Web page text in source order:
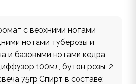
с верхними нотами
нотами туберозы и
и базовыми нотами кедра
100мл, бутон розы, 2
75гр Спирт в составе: